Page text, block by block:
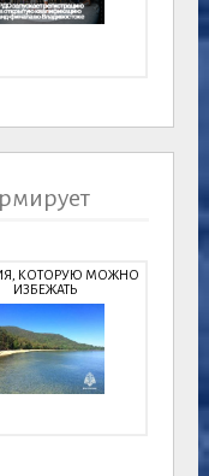
КОТОРУЮ МОЖНО
ИЗБЕЖАТЬ